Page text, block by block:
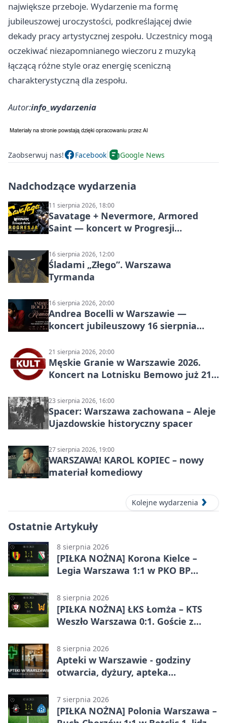
największe przeboje. Wydarzenie ma formę
jubileuszowej uroczystości, podkreślającej dwie
dekady pracy artystycznej zespołu. Uczestnicy mogą
oczekiwać niezapomnianego wieczoru z muzyką
łączącą różne style oraz energię sceniczną
charakterystyczną dla zespołu.
Autor:info_wydarzenia
Zaobserwuj nas! Facebook Google News
Nadchodzące wydarzenia
11 sierpnia 2026, 18:00
Savatage + Nevermore, Armored
Saint — koncert w Progresji
16 sierpnia 2026, 12:00
Śladami „Złego”. Warszawa
Tyrmanda
16 sierpnia 2026, 20:00
Andrea Bocelli w Warszawie —
koncert jubileuszowy 16 sierpnia
21 sierpnia 2026, 20:00
Męskie Granie w Warszawie 2026.
Koncert na Lotnisku Bemowo już 21
23 sierpnia 2026, 16:00
Spacer: Warszawa zachowana – Aleje
Ujazdowskie historyczny spacer
27 sierpnia 2026, 19:00
WARSZAWA! KAROL KOPIEC – nowy
materiał komediowy
Kolejne wydarzenia
Ostatnie Artykuły
8 sierpnia 2026
[PIŁKA NOŻNA] Korona Kielce –
Legia Warszawa 1:1 w PKO BP
zwycięstwo z rąk
8 sierpnia 2026
[PIŁKA NOŻNA] ŁKS Łomża – KTS
Weszło Warszawa 0:1. Goście z
w Betclic 3. Lidze Grupa 1 (Grupa I)
8 sierpnia 2026
Apteki w Warszawie - godziny
otwarcia, dyżury, apteka
7 sierpnia 2026
[PIŁKA NOŻNA] Polonia Warszawa –